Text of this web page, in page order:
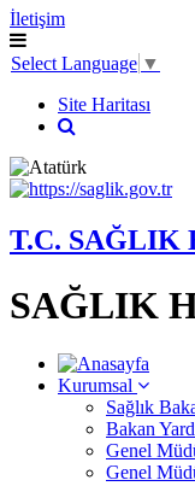
İletişim
Select Language ▼
Site Haritası
T.C.
SAĞLIK
Kurumsal
Sağlık
Bakan
Genel
Genel